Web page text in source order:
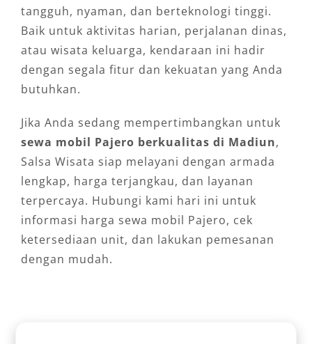
tangguh, nyaman, dan berteknologi tinggi.
Baik untuk aktivitas harian, perjalanan dinas,
atau wisata keluarga, kendaraan ini hadir
dengan segala fitur dan kekuatan yang Anda
butuhkan.
Jika Anda sedang mempertimbangkan untuk
sewa mobil Pajero berkualitas di Madiun,
Salsa Wisata siap melayani dengan armada
lengkap, harga terjangkau, dan layanan
terpercaya. Hubungi kami hari ini untuk
informasi harga sewa mobil Pajero, cek
ketersediaan unit, dan lakukan pemesanan
dengan mudah.